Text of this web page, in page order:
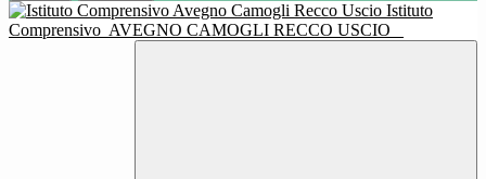
Istituto
Comprensivo AVEGNO CAMOGLI RECCO USCIO